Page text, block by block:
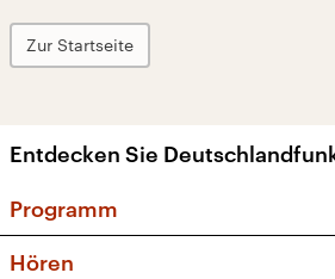
Zur Startseite
Entdecken Sie
Programm
Hören